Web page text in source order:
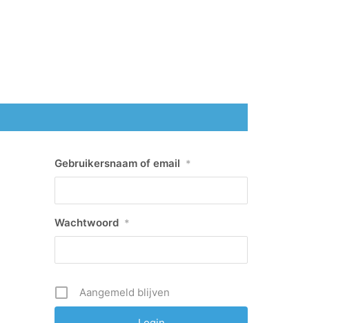
Gebruikersnaam of email *
Wachtwoord *
Aangemeld blijven